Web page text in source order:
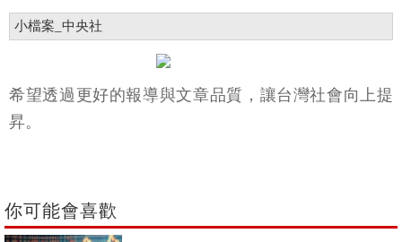
小檔案_中央社
希望透過更好的報導與文章品質，讓台灣社會向上提
昇。
你可能會喜歡